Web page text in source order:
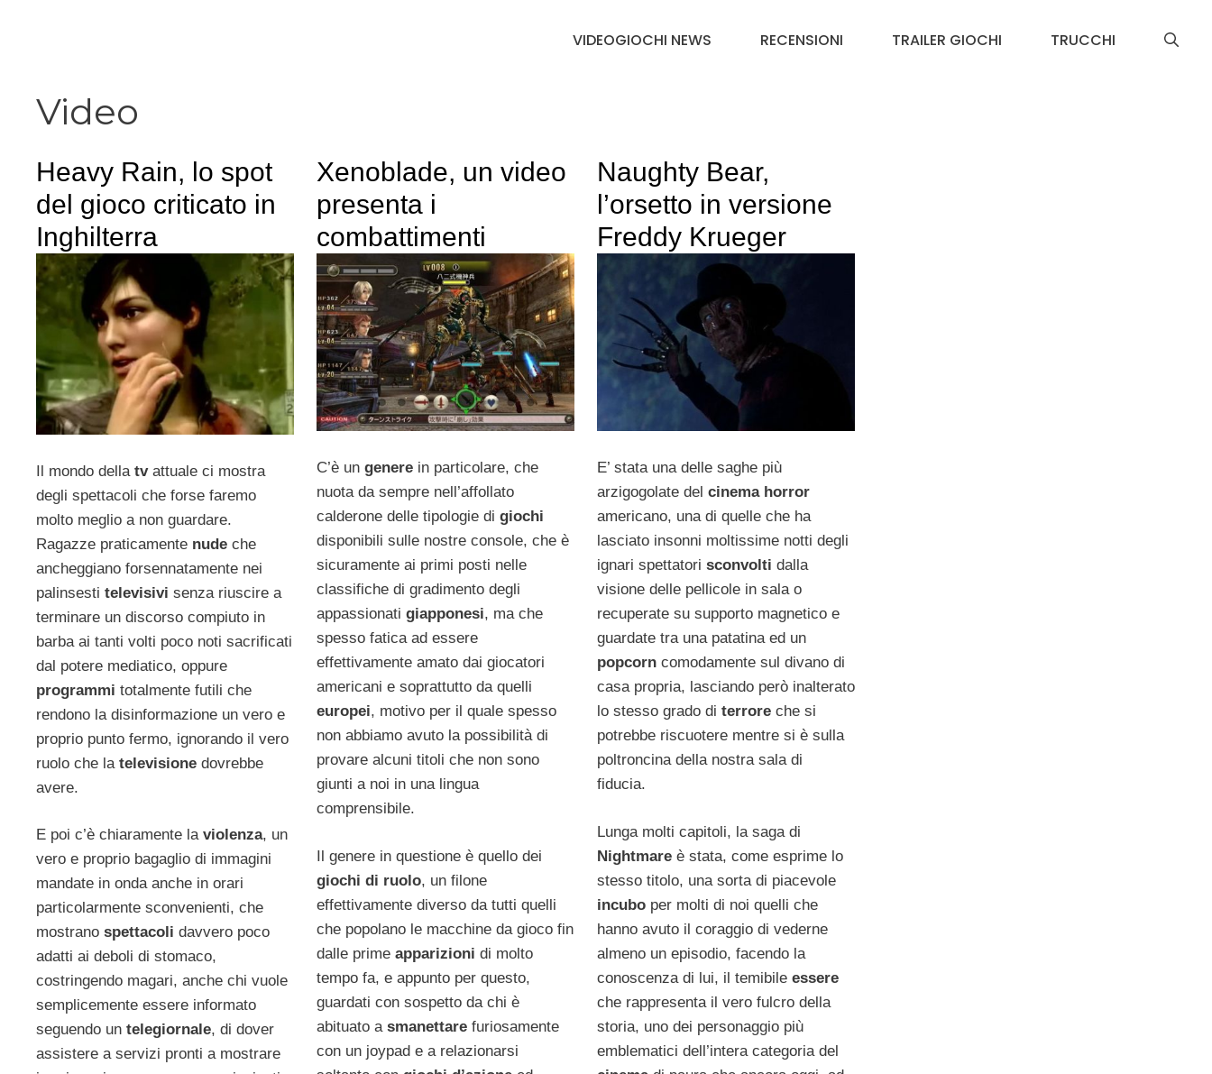
VIDEOGIOCHI NEWS RECENSIONI TRAILER GIOCHI TRUCCHI
Video
Heavy Rain, lo spot
del gioco criticato in
Inghilterra
Il mondo della tv attuale ci mostra
degli spettacoli che forse faremo
molto meglio a non guardare.
Ragazze praticamente nude che
ancheggiano forsennatamente nei
palinsesti televisivi senza riuscire a
terminare un discorso compiuto in
barba ai tanti volti poco noti sacrificati
dal potere mediatico, oppure
programmi totalmente futili che
rendono la disinformazione un vero e
proprio punto fermo, ignorando il vero
ruolo che la televisione dovrebbe
avere.
E poi c’è chiaramente la violenza, un
vero e proprio bagaglio di immagini
mandate in onda anche in orari
particolarmente sconvenienti, che
mostrano spettacoli davvero poco
adatti ai deboli di stomaco,
costringendo magari, anche chi vuole
semplicemente essere informato
seguendo un telegiornale, di dover
assistere a servizi pronti a mostrare
Xenoblade, un video
presenta i
combattimenti
C’è un genere in particolare, che
nuota da sempre nell’affollato
calderone delle tipologie di giochi
disponibili sulle nostre console, che è
sicuramente ai primi posti nelle
classifiche di gradimento degli
appassionati giapponesi, ma che
spesso fatica ad essere
effettivamente amato dai giocatori
americani e soprattutto da quelli
europei, motivo per il quale spesso
non abbiamo avuto la possibilità di
provare alcuni titoli che non sono
giunti a noi in una lingua
comprensibile.
Il genere in questione è quello dei
giochi di ruolo, un filone
effettivamente diverso da tutti quelli
che popolano le macchine da gioco fin
dalle prime apparizioni di molto
tempo fa, e appunto per questo,
guardati con sospetto da chi è
abituato a smanettare furiosamente
con un joypad e a relazionarsi
Naughty Bear,
l’orsetto in versione
Freddy Krueger
E’ stata una delle saghe più
arzigogolate del cinema horror
americano, una di quelle che ha
lasciato insonni moltissime notti degli
ignari spettatori sconvolti dalla
visione delle pellicole in sala o
recuperate su supporto magnetico e
guardate tra una patatina ed un
popcorn comodamente sul divano di
casa propria, lasciando però inalterato
lo stesso grado di terrore che si
potrebbe riscuotere mentre si è sulla
poltroncina della nostra sala di
fiducia.
Lunga molti capitoli, la saga di
Nightmare è stata, come esprime lo
stesso titolo, una sorta di piacevole
incubo per molti di noi quelli che
hanno avuto il coraggio di vederne
almeno un episodio, facendo la
conoscenza di lui, il temibile essere
che rappresenta il vero fulcro della
storia, uno dei personaggio più
emblematici dell’intera categoria del